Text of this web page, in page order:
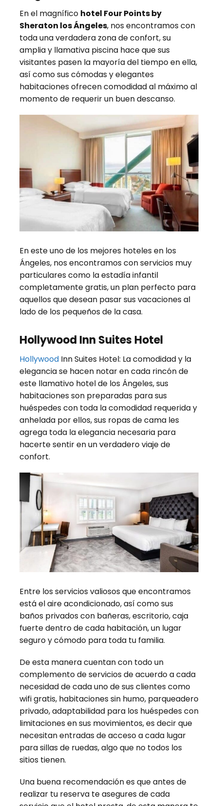
En el magnífico hotel Four Points by
Sheraton los Ángeles, nos encontramos con
toda una verdadera zona de confort, su
amplia y llamativa piscina hace que sus
visitantes pasen la mayoría del tiempo en ella,
así como sus cómodas y elegantes
habitaciones ofrecen comodidad al máximo al
momento de requerir un buen descanso.
En este uno de los mejores hoteles en los
Ángeles, nos encontramos con servicios muy
particulares como la estadía infantil
completamente gratis, un plan perfecto para
aquellos que desean pasar sus vacaciones al
lado de los pequeños de la casa.
Hollywood Inn Suites Hotel
Hollywood Inn Suites Hotel: La comodidad y la
elegancia se hacen notar en cada rincón de
este llamativo hotel de los Ángeles, sus
habitaciones son preparadas para sus
huéspedes con toda la comodidad requerida y
anhelada por ellos, sus ropas de cama les
agrega toda la elegancia necesaria para
hacerte sentir en un verdadero viaje de
confort.
Entre los servicios valiosos que encontramos
está el aire acondicionado, así como sus
baños privados con bañeras, escritorio, caja
fuerte dentro de cada habitación, un lugar
seguro y cómodo para toda tu familia.
De esta manera cuentan con todo un
complemento de servicios de acuerdo a cada
necesidad de cada uno de sus clientes como
wifi gratis, habitaciones sin humo, parqueadero
privado, adaptabilidad para los huéspedes con
limitaciones en sus movimientos, es decir que
necesitan entradas de acceso a cada lugar
para sillas de ruedas, algo que no todos los
sitios tienen.
Una buena recomendación es que antes de
realizar tu reserva te asegures de cada